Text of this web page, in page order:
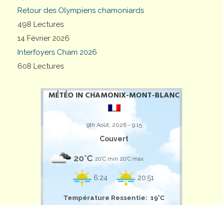
Retour des Olympiens chamoniards
498 Lectures
14 Février 2026
Interfoyers Cham 2026
608 Lectures
MÉTÉO IN CHAMONIX-MONT-BLANC
9th Août, 2026 - 9:15
Couvert
20°C 20°C min 20°C max
6:24 20:51
Température Ressentie: 19°C